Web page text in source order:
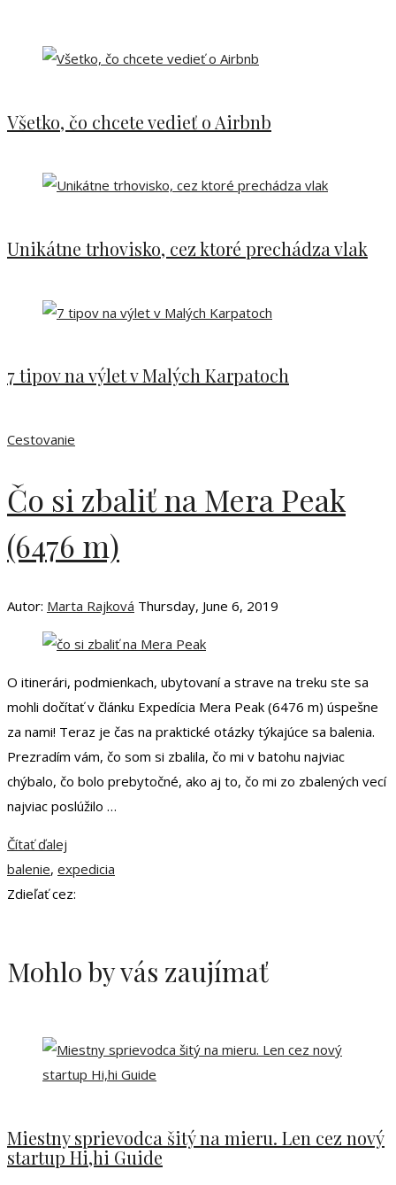
Všetko, čo chcete vedieť o Airbnb
Unikátne trhovisko, cez ktoré prechádza vlak
7 tipov na výlet v Malých Karpatoch
Cestovanie
Čo si zbaliť na Mera Peak
(6476 m)
Autor: Marta Rajková Thursday, June 6, 2019
O itinerári, podmienkach, ubytovaní a strave na treku ste sa
mohli dočítať v článku Expedícia Mera Peak (6476 m) úspešne
za nami! Teraz je čas na praktické otázky týkajúce sa balenia.
Prezradím vám, čo som si zbalila, čo mi v batohu najviac
chýbalo, čo bolo prebytočné, ako aj to, čo mi zo zbalených vecí
najviac poslúžilo …
Čítať ďalej
balenie, expedicia
Zdieľať cez:
Mohlo by vás zaujímať
Miestny sprievodca šitý na mieru. Len cez nový
startup Hi,hi Guide